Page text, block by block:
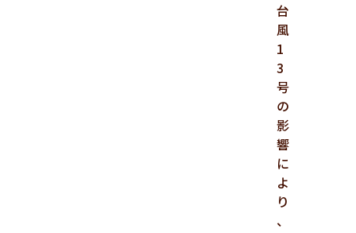
台
風
1
3
号
の
影
響
に
よ
り
、